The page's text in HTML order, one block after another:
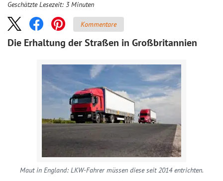
Geschätzte Lesezeit: 3 Minuten
Kommentare
Die Erhaltung der Straßen in Großbritannien
Maut in England: LKW-Fahrer müssen diese seit 2014 entrichten.